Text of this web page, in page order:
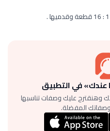
عندك» في التطبيق
وهنقترح عليك وصفات تناسبها
المفضلة.